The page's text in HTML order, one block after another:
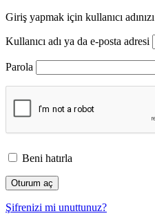
Giriş yapmak için kullanıcı
Kullanıcı adı ya da e-posta adresi
Parola
Beni hatırla
Şifrenizi mi unuttunuz?